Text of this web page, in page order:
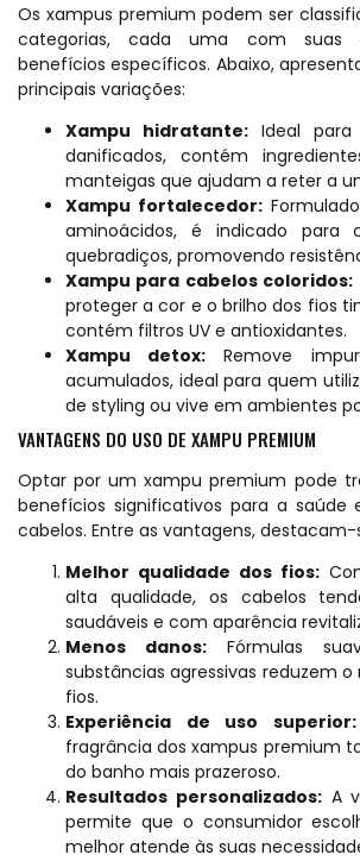
Os xampus premium podem ser
categorias, cada uma com suas
benefícios específicos. Abaixo,
principais variações:
Xampu hidratante:Ideal para
danificados, contém
manteigas que ajudam a reter a
Xampu fortalecedor:
aminoácidos, é indicado para
quebradiços, promovendo
Xampu para cabelos coloridos:
proteger a cor e o brilho dos fios
contém filtros UV e antioxidantes.
Xampu detox: Remove
acumulados, ideal para quem
de styling ou vive em ambientes
VANTAGENS DO USO DE XAMPU PREMIUM
Optar por um xampu premium pode
benefícios significativos para a saúde
cabelos. Entre as vantagens, destacam-
Melhor qualidade dos fios:
alta qualidade, os cabelos
saudáveis e com aparência
Menos danos:Fórmulas
substâncias agressivas reduzem o
fios.
Experiência de uso superior:
fragrância dos xampus premium
do banho mais prazeroso.
Resultados personalizados:A
permite que o consumidor
melhor atende às suas